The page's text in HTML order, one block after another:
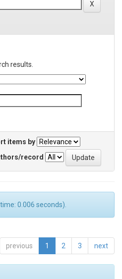
results.
items by
record
0.006 seconds).
previous 1 2 3 next